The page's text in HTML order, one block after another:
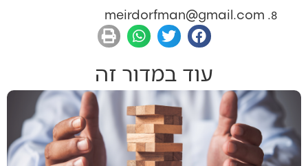
meirdorfman@gmail.com
עוד במדור זה